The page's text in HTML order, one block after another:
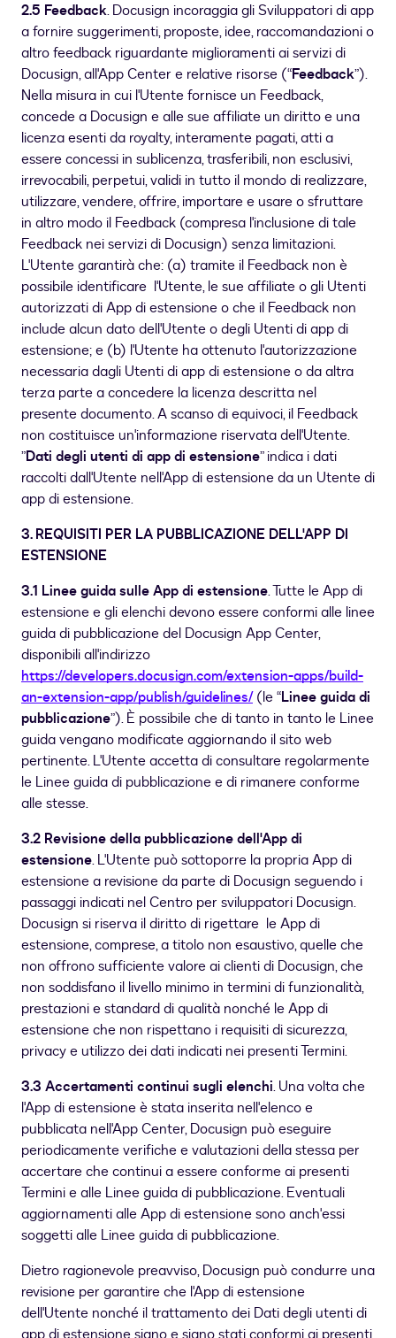
2.5 Feedback. Docusign incoraggia gli Sviluppatori di app
a fornire suggerimenti, proposte, idee, raccomandazioni o
altro feedback riguardante miglioramenti ai servizi di
Docusign, all'App Center e relative risorse (“Feedback”).
Nella misura in cui l'Utente fornisce un Feedback,
concede a Docusign e alle sue affiliate un diritto e una
licenza esenti da royalty, interamente pagati, atti a
essere concessi in sublicenza, trasferibili, non esclusivi,
irrevocabili, perpetui, validi in tutto il mondo di realizzare,
utilizzare, vendere, offrire, importare e usare o sfruttare
in altro modo il Feedback (compresa l'inclusione di tale
Feedback nei servizi di Docusign) senza limitazioni.
L'Utente garantirà che: (a) tramite il Feedback non è
possibile identificare l'Utente, le sue affiliate o gli Utenti
autorizzati di App di estensione o che il Feedback non
include alcun dato dell'Utente o degli Utenti di app di
estensione; e (b) l'Utente ha ottenuto l'autorizzazione
necessaria dagli Utenti di app di estensione o da altra
terza parte a concedere la licenza descritta nel
presente documento. A scanso di equivoci, il Feedback
non costituisce un'informazione riservata dell'Utente.
”Dati degli utenti di app di estensione” indica i dati
raccolti dall'Utente nell'App di estensione da un Utente di
app di estensione.
3. REQUISITI PER LA PUBBLICAZIONE DELL'APP DI
ESTENSIONE
3.1 Linee guida sulle App di estensione. Tutte le App di
estensione e gli elenchi devono essere conformi alle linee
guida di pubblicazione del Docusign App Center,
disponibili all'indirizzo
https://developers.docusign.com/extension-apps/build-
an-extension-app/publish/guidelines/(le “Linee guida di
pubblicazione”). È possibile che di tanto in tanto le Linee
guida vengano modificate aggiornando il sito web
pertinente. L'Utente accetta di consultare regolarmente
le Linee guida di pubblicazione e di rimanere conforme
alle stesse.
3.2 Revisione della pubblicazione dell'App di
estensione. L'Utente può sottoporre la propria App di
estensione a revisione da parte di Docusign seguendo i
passaggi indicati nel Centro per sviluppatori Docusign.
Docusign si riserva il diritto di rigettare le App di
estensione, comprese, a titolo non esaustivo, quelle che
non offrono sufficiente valore ai clienti di Docusign, che
non soddisfano il livello minimo in termini di funzionalità,
prestazioni e standard di qualità nonché le App di
estensione che non rispettano i requisiti di sicurezza,
privacy e utilizzo dei dati indicati nei presenti Termini.
3.3 Accertamenti continui sugli elenchi. Una volta che
l'App di estensione è stata inserita nell'elenco e
pubblicata nell'App Center, Docusign può eseguire
periodicamente verifiche e valutazioni della stessa per
accertare che continui a essere conforme ai presenti
Termini e alle Linee guida di pubblicazione. Eventuali
aggiornamenti alle App di estensione sono anch'essi
soggetti alle Linee guida di pubblicazione.
Dietro ragionevole preavviso, Docusign può condurre una
revisione per garantire che l'App di estensione
dell'Utente nonché il trattamento dei Dati degli utenti di